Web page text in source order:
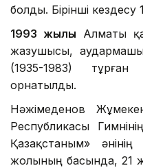
болды. Бірінші кездесу
1993 жылы Алматы
жазушысы,
(1935-1983)
орнатылды.
Нәжімеденов
Республикасы
Қазақстаным»
жолының басында, 21